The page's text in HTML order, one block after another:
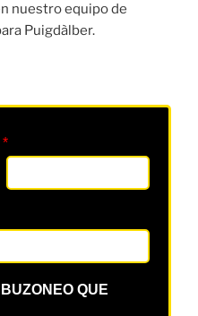
nuestro equipo de
Puigdàlber.
*
QUE